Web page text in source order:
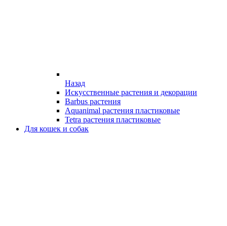
Назад
Искусственные растения и декорации
Barbus растения
Aquanimal растения пластиковые
Tetra растения пластиковые
Для кошек и собак